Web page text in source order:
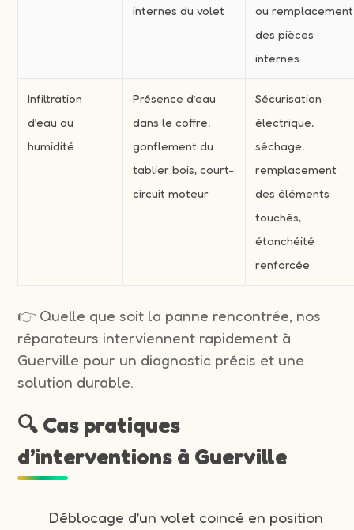
internes du volet
ou remplacement
des pièces
internes
Infiltration
d’eau ou
humidité
Présence d’eau
dans le coffre,
gonflement du
tablier bois, court-
circuit moteur
Sécurisation
électrique,
séchage,
remplacement
des éléments
touchés,
étanchéité
renforcée
👉 Quelle que soit la panne rencontrée, nos
réparateurs interviennent rapidement à
Guerville pour un diagnostic précis et une
solution durable.
🔍 Cas pratiques
d’interventions à Guerville
Déblocage d’un volet coincé en position